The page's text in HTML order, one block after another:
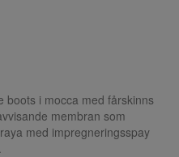
boots i mocca med fårskinns
membran som
med impregneringsspay